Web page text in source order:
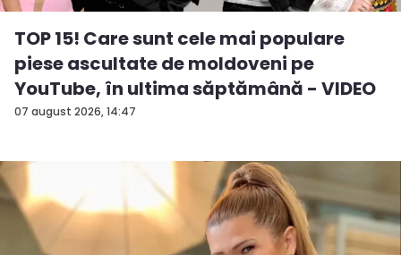
07 august 2026, 14:47
TOP 15! Care sunt cele mai populare
piese ascultate de moldoveni pe
YouTube, în ultima săptămână - VIDEO